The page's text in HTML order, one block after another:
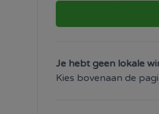
Je hebt geen lokale
Kies bovenaan de